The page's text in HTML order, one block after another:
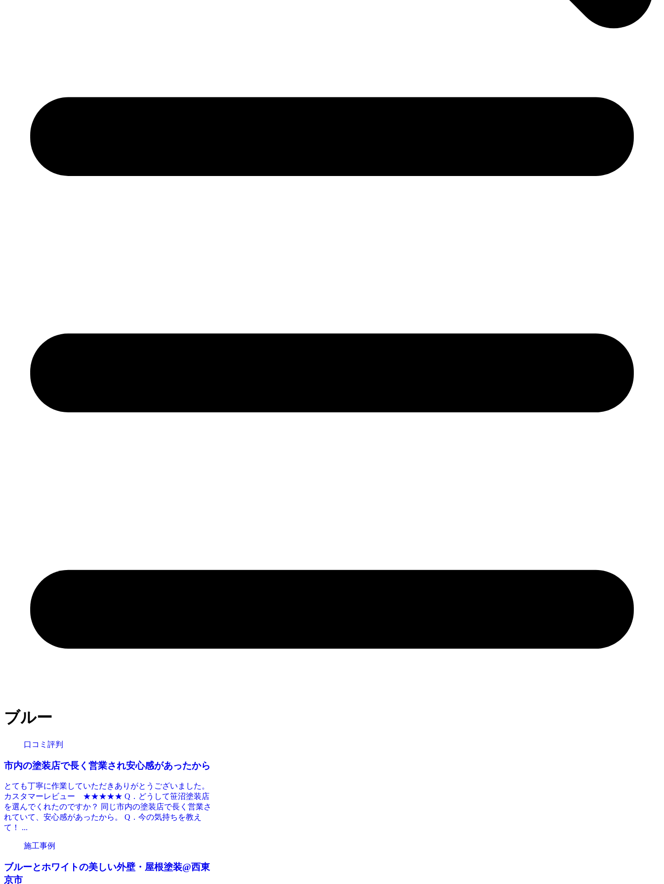
ブルー
口コミ評判
市内の塗装店で長く営業され安心感があったから
とても丁寧に作業していただきありがとうございました。
カスタマーレビュー ★★★★★ Q．どうして笹沼塗装店
を選んでくれたのですか？ 同じ市内の塗装店で長く営業さ
れていて、安心感があったから。 Q．今の気持ちを教え
て！ ...
施工事例
ブルーとホワイトの美しい外壁・屋根塗装@西東
京市